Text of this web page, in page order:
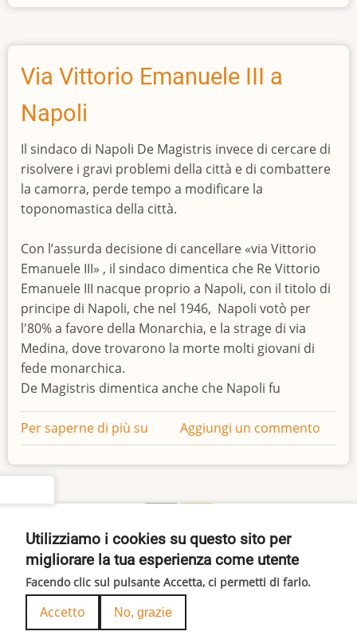
e
repubblicano
Via Vittorio Emanuele III a
Napoli
Il sindaco di Napoli De Magistris invece di cercare di
risolvere i gravi problemi della città e di combattere
la camorra, perde tempo a modificare la
toponomastica della città.
Con l’assurda decisione di cancellare «via Vittorio
Emanuele III» , il sindaco dimentica che Re Vittorio
Emanuele III nacque proprio a Napoli, con il titolo di
principe di Napoli, che nel 1946, Napoli votò per
l'80% a favore della Monarchia, e la strage di via
Medina, dove trovarono la morte molti giovani di
fede monarchica.
De Magistris dimentica anche che Napoli fu
Per saperne di più su
Vittorio
Emanuele
a
Aggiungi un commento
successiva
Iscriviti a politica
© 2026 ITALIA REALE, All rights reserved.
Utilizziamo i cookies su questo sito per
migliorare la tua esperienza come utente
Facendo clic sul pulsante Accetta, ci permetti di farlo.
Accetto No, grazie